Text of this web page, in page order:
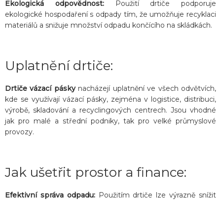
Ekologická odpovědnost:Použití drtiče podporuje
ekologické hospodaření s odpady tím, že umožňuje recyklaci
materiálů a snižuje množství odpadu končícího na skládkách.
Uplatnění drtiče:
Drtiče vázací páskynacházejí uplatnění ve všech odvětvích,
kde se využívají vázací pásky, zejména v logistice, distribuci,
výrobě, skladování a recyclingových centrech. Jsou vhodné
jak pro malé a střední podniky, tak pro velké průmyslové
provozy.
Jak ušetřit prostor a finance:
Efektivní správa odpadu:Použitím drtiče lze výrazně snížit